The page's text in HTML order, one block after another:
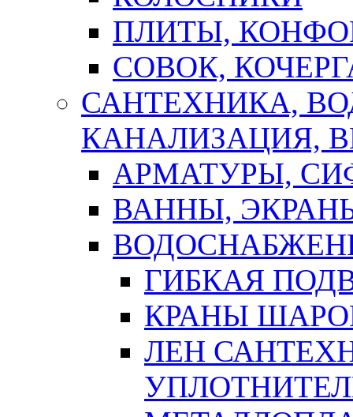
ПЛИТЫ,
СОВОК,
САНТЕХНИКА,
КАНАЛИЗАЦИЯ,
АРМАТУРЫ,
ВАННЫ,
ГИБКАЯ
КРАНЫ
ЛЕН